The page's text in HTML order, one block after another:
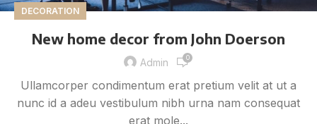
DECORATION
New home decor from John Doerson
Admin 0
Ullamcorper condimentum erat pretium velit at ut a
nunc id a adeu vestibulum nibh urna nam consequat
erat mole...